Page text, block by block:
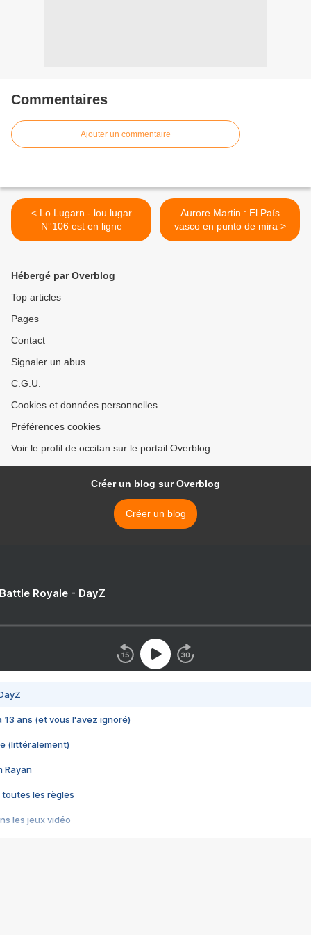
Commentaires
Ajouter un commentaire
< Lo Lugarn - lou lugar
N°106 est en ligne
Aurore Martin : El País
vasco en punto de mira >
Hébergé par Overblog
Top articles
Pages
Contact
Signaler un abus
C.G.U.
Cookies et données personnelles
Préférences cookies
Voir le profil de occitan sur le portail Overblog
Créer un blog sur Overblog
Créer un blog
Royale - DayZ
13 ans (et vous l'avez ignoré)
(littéralement)
Rayan
toutes les règles
les jeux vidéo